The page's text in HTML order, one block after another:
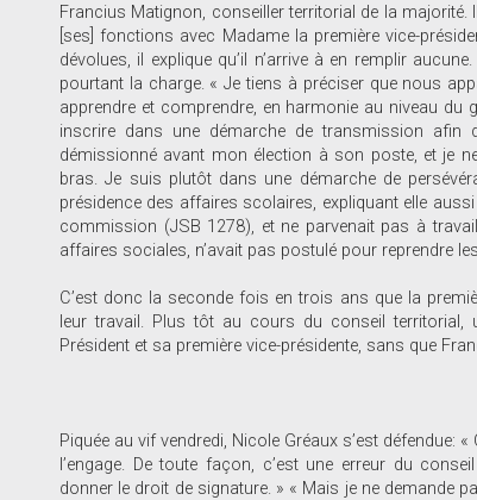
Francius Matignon, conseiller territorial de la
[ses] fonctions avec Madame la première vice-
dévolues, il explique qu’il n’arrive à en remplir
pourtant la charge. « Je tiens à préciser que nous
apprendre et comprendre, en harmonie au niveau du
inscrire dans une démarche de transmission afin
démissionné avant mon élection à son poste, et je
bras. Je suis plutôt dans une démarche de
présidence des affaires scolaires, expliquant elle
commission (JSB 1278), et ne parvenait pas à
affaires sociales, n’avait pas postulé pour reprendre
C’est donc la seconde fois en trois ans que la
leur travail. Plus tôt au cours du conseil territorial,
Président et sa première vice-présidente, sans que
Piquée au vif vendredi, Nicole Gréaux s’est défendue:
l’engage. De toute façon, c’est une erreur du
donner le droit de signature. » « Mais je ne demande